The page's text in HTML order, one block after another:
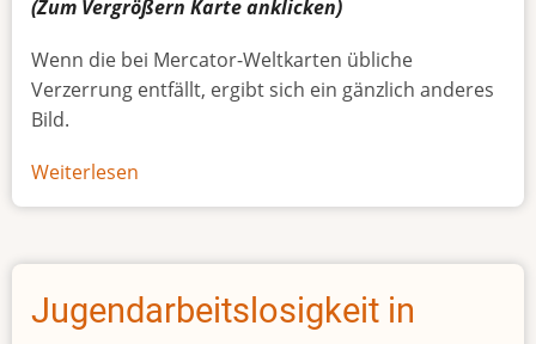
(Zum Vergrößern Karteanklicken)
Wenn die bei Mercator-Weltkarten übliche
Verzerrung entfällt, ergibt sich ein gänzlich anderes
Bild.
Weiterlesen
Afrikas
Größe
Jugendarbeitslosigkeit in